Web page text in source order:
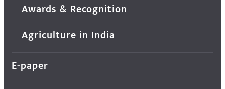
Awards & Recognition
Agriculture in India
E-paper